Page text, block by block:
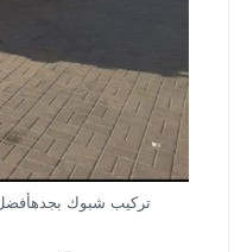
تركيب شبوك